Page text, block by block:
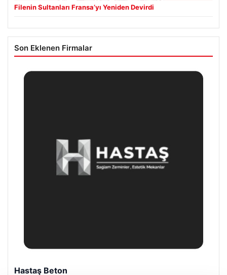
Filenin Sultanları Fransa’yı Yeniden Devirdi
Son Eklenen Firmalar
Prenses Night Club